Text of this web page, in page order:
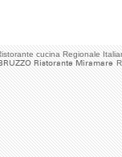
cucina Regionale
Ristorante Miramare